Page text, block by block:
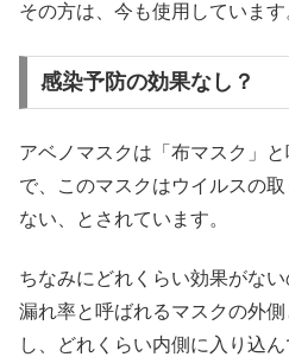
その方は、今も使用しています
感染予防の効果なし？
アベノマスクは「布マスク」
で、このマスクはウイルスの
ない、とされています。
ちなみにどれくらい効果がない
漏れ率と呼ばれるマスクの外
し、どれくらい内側に入り込